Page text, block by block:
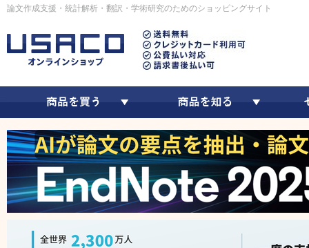
論文作成支援・統計解析・翻訳・学術研究のためのショッピングサイト